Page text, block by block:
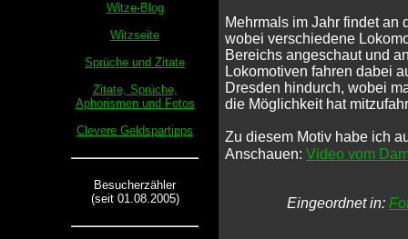
Witze-Blog
Witzseite
Sprüche und Zitate
Zitate, Sprüche,
Aphorismen und Fotos
Clevere Geldspartipps
Besucherzähler
(seit 01.08.2005)
Mehrmals im Jahr findet an
wobei verschiedene
Bereichs angeschaut und
Lokomotiven fahren dabei
Dresden hindurch, wobei
die Möglichkeit hat
Zu diesem Motiv habe ich
Anschauen: Video vom
Eingeordnet in: